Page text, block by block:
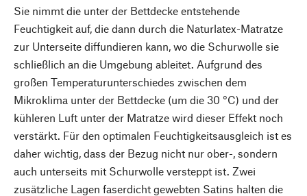
Sie nimmt die unter der Bettdecke entstehende
Feuchtigkeit auf, die dann durch die Naturlatex-Matratze
zur Unterseite diffundieren kann, wo die Schurwolle sie
schließlich an die Umgebung ableitet. Aufgrund des
großen Temperaturunterschiedes zwischen dem
Mikroklima unter der Bettdecke (um die 30 °C) und der
kühleren Luft unter der Matratze wird dieser Effekt noch
verstärkt. Für den optimalen Feuchtigkeitsausgleich ist es
daher wichtig, dass der Bezug nicht nur ober-, sondern
auch unterseits mit Schurwolle versteppt ist. Zwei
zusätzliche Lagen faserdicht gewebten Satins halten die